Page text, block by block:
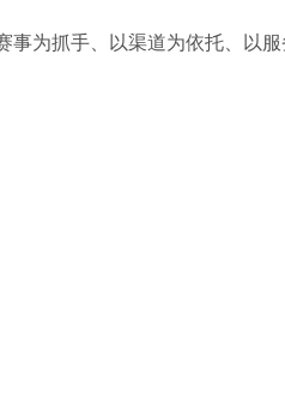
事为抓手、以渠道为依托、以服